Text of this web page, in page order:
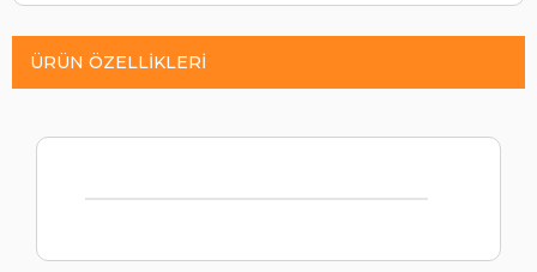
ÜRÜN ÖZELLIKLERI